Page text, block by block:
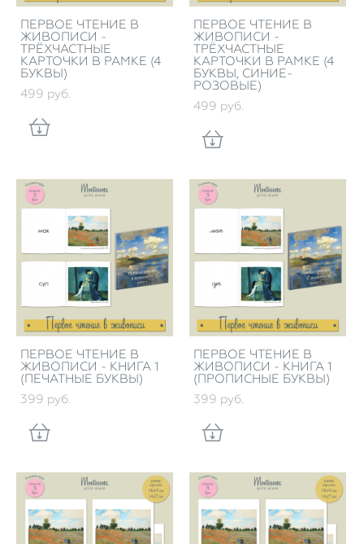
ПЕРВОЕ ЧТЕНИЕ В
ЖИВОПИСИ -
ТРЁХЧАСТНЫЕ
КАРТОЧКИ В РАМКЕ (4
БУКВЫ)
499 pуб.
ПЕРВОЕ ЧТЕНИЕ В
ЖИВОПИСИ -
ТРЁХЧАСТНЫЕ
КАРТОЧКИ В РАМКЕ (4
БУКВЫ, СИНИЕ-
РОЗОВЫЕ)
499 pуб.
ПЕРВОЕ ЧТЕНИЕ В
ЖИВОПИСИ - КНИГА 1
(ПЕЧАТНЫЕ БУКВЫ)
399 pуб.
ПЕРВОЕ ЧТЕНИЕ В
ЖИВОПИСИ - КНИГА 1
(ПРОПИСНЫЕ БУКВЫ)
399 pуб.